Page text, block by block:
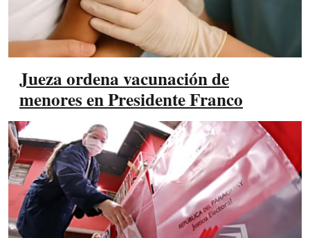
Jueza ordena vacunación de
menores en Presidente Franco